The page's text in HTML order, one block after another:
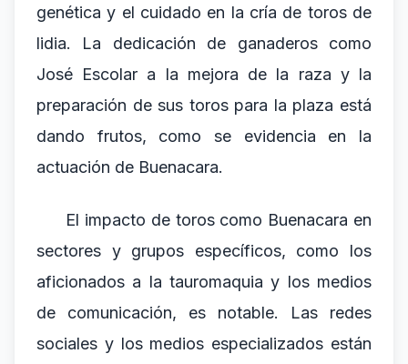
genética y el cuidado en la cría de toros de
lidia. La dedicación de ganaderos como
José Escolar a la mejora de la raza y la
preparación de sus toros para la plaza está
dando frutos, como se evidencia en la
actuación de Buenacara.
El impacto de toros como Buenacara en
sectores y grupos específicos, como los
aficionados a la tauromaquia y los medios
de comunicación, es notable. Las redes
sociales y los medios especializados están